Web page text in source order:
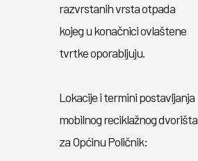
razvrstanih vrsta otpada
kojeg u konačnici ovlaštene
tvrtke oporabljuju.
Lokacije i termini postavljanja
mobilnog reciklažnog dvorišta
za Općinu Poličnik: